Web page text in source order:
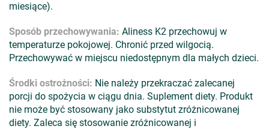
miesiące).
Sposób przechowywania: Aliness K2 przechowuj w
temperaturze pokojowej. Chronić przed wilgocią.
Przechowywać w miejscu niedostępnym dla małych dzieci.
Środki ostrożności: Nie należy przekraczać zalecanej
porcji do spożycia w ciągu dnia. Suplement diety. Produkt
nie może być stosowany jako substytut zróżnicowanej
diety. Zaleca się stosowanie zróżnicowanej i